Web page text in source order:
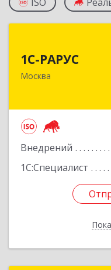
1С-РАРУС
Москва
Внедрений
1С:Специалист